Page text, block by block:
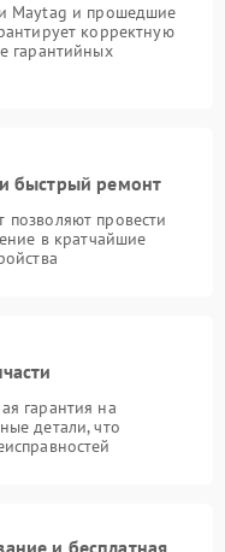
Maytag и прошедшие
корректную
гарантийных
быстрый ремонт
провести
в кратчайшие
гарантия на
детали, что
и бесплатная